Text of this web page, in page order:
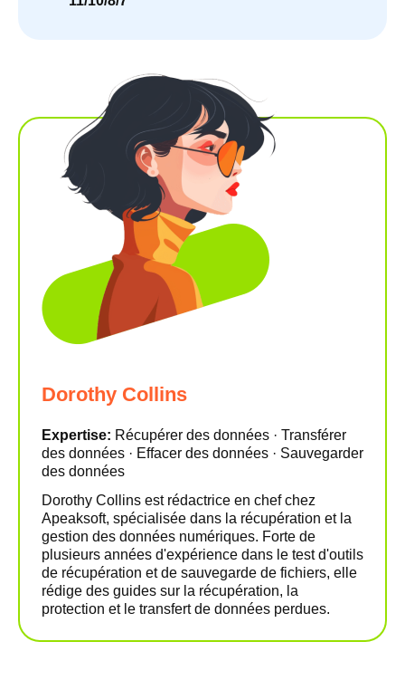
Dorothy Collins
Expertise: Récupérer des données · Transférer
des données · Effacer des données · Sauvegarder
des données
Dorothy Collins est rédactrice en chef chez
Apeaksoft, spécialisée dans la récupération et la
gestion des données numériques. Forte de
plusieurs années d'expérience dans le test d'outils
de récupération et de sauvegarde de fichiers, elle
rédige des guides sur la récupération, la
protection et le transfert de données perdues.